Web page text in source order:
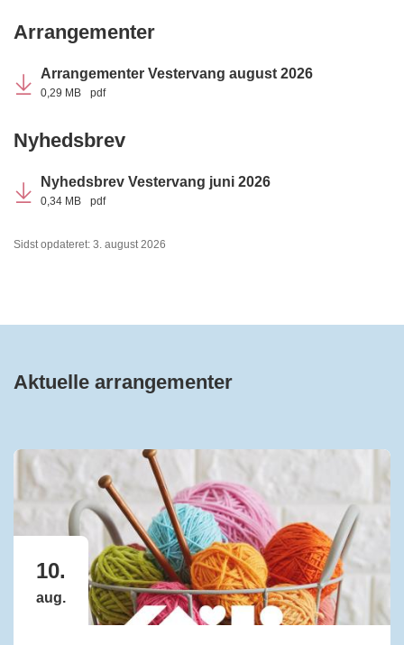
Arrangementer
Arrangementer Vestervang august 2026
0,29 MB pdf
Nyhedsbrev
Nyhedsbrev Vestervang juni 2026
0,34 MB pdf
Sidst opdateret: 3. august 2026
Aktuelle arrangementer
10.
aug.